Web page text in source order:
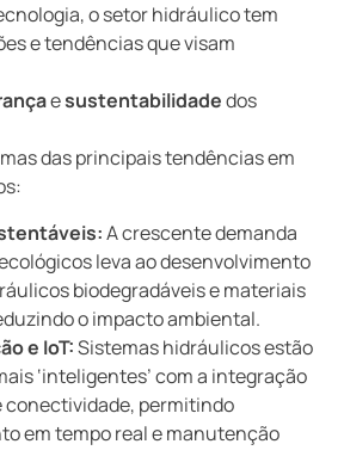
o setor hidráulico tem
e tendências que visam
esustentabilidadedos
das principais tendências em
A crescente demanda
leva ao desenvolvimento
biodegradáveis e materiais
o impacto ambiental.
e IoT:Sistemas hidráulicos estão
‘inteligentes’ com a integração
conectividade, permitindo
em tempo real e manutenção